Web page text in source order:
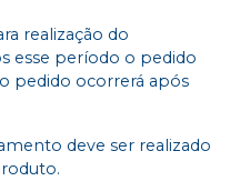
realização do
esse período o pedido
pedido ocorrerá após
deve ser realizado